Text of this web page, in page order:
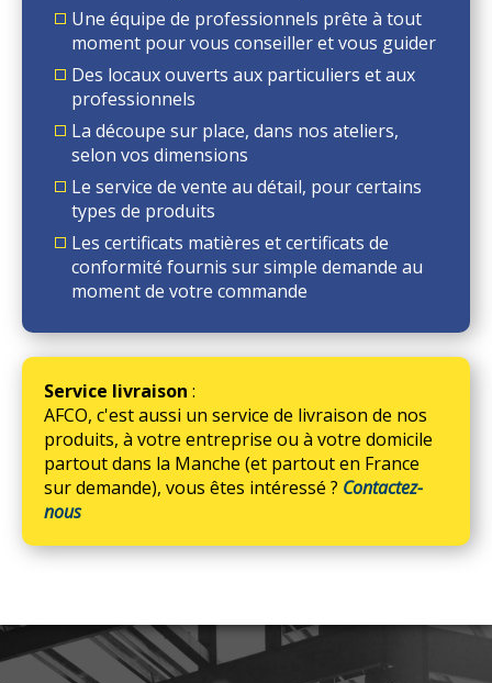
Une équipe de professionnels prête à tout
moment pour vous conseiller et vous guider
Des locaux ouverts aux particuliers et aux
professionnels
La découpe sur place, dans nos ateliers,
selon vos dimensions
Le service de vente au détail, pour certains
types de produits
Les certificats matières et certificats de
conformité fournis sur simple demande au
moment de votre commande
Service livraison :
AFCO, c'est aussi un service de livraison de nos
produits, à votre entreprise ou à votre domicile
partout dans la Manche (et partout en France
sur demande), vous êtes intéressé ? Contactez-
nous